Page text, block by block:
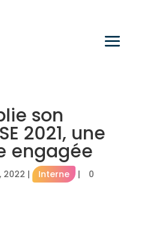
son
2021, une
engagée
2022 | Interne |
0